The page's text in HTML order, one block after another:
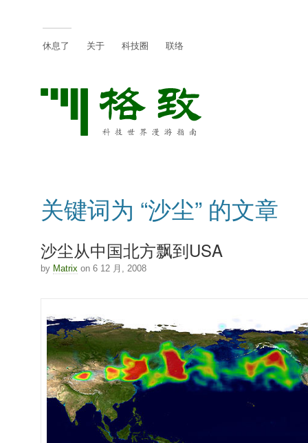
休息了 关于 科技圈 联络
关键词为 “沙尘” 的文章
沙尘从中国北方飘到USA
by Matrix on 6 12 月, 2008